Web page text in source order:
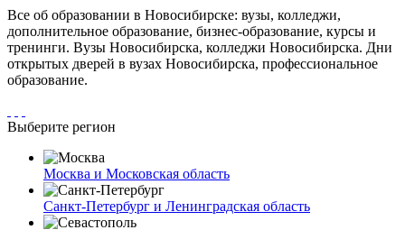
Все об образовании в Новосибирске: вузы, колледжи,
дополнительное образование, бизнес-образование, курсы и
тренинги. Вузы Новосибирска, колледжи Новосибирска. Дни
открытых дверей в вузах Новосибирска, профессиональное
образование.
Выберите регион
Москва и Московская область
Санкт-Петербург и Ленинградская область